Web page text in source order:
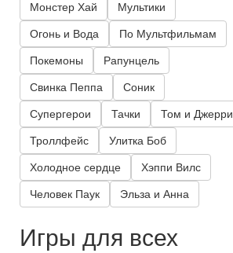
Монстер Хай Мультики
Огонь и Вода По Мультфильмам
Покемоны Рапунцель
Свинка Пеппа Соник
Супергерои Тачки Том и Джерри
Троллфейс Улитка Боб
Холодное сердце Хэппи Вилс
Человек Паук Эльза и Анна
Игры для всех